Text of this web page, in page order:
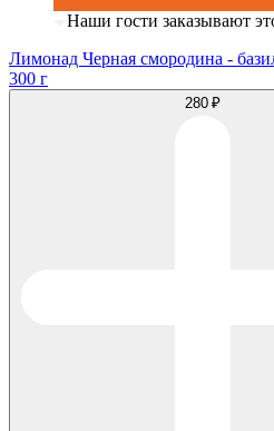
Наши гости заказывают
Лимонад Черная смородина -
300 г
280 ₽